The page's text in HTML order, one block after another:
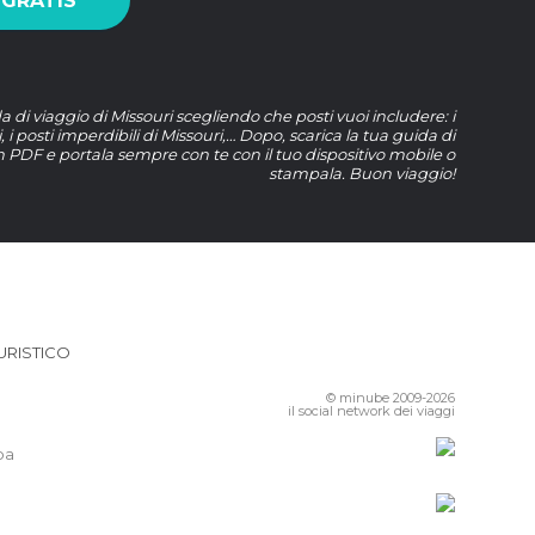
di viaggio di Missouri scegliendo che posti vuoi includere: i
i posti imperdibili di Missouri,… Dopo, scarica la tua guida di
PDF e portala sempre con te con il tuo dispositivo mobile o
stampala. Buon viaggio!
© minube 2009-2026
il social network dei viaggi